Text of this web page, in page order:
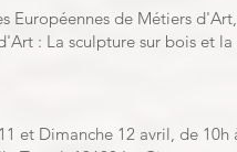
Européennes de Métiers
: La sculpture sur bois et
et Dimanche 12 avril, de